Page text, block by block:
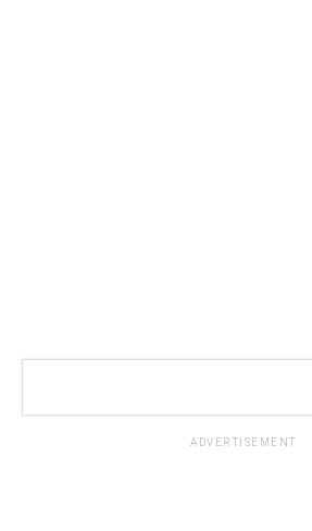
ADVERTISEMENT